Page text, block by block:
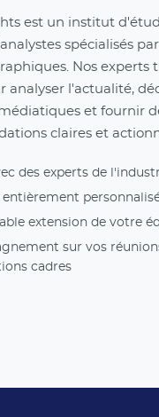
est un institut
spécialisés
Nos experts
analyser l'actualité,
et fournir
claires et
des experts de
entièrement
extension de votre
sur vos
cadres